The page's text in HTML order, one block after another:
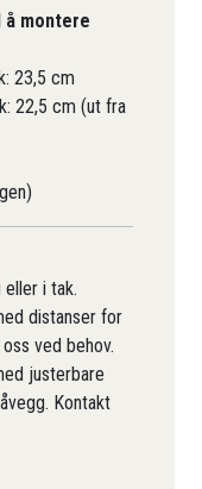
å montere
23,5 cm
22,5 cm (ut fra
eller i tak.
distanser for
ved behov.
justerbare
Kontakt